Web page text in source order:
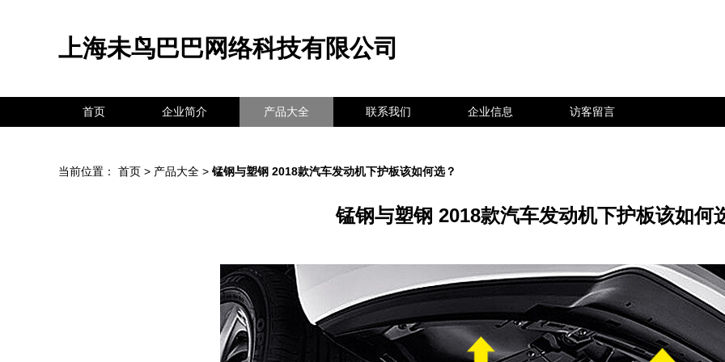
上海未鸟巴巴网络科技有限公司
首页 企业简介 产品大全 联系我们 企业信息 访客留言
当前位置： 首页 > 产品大全 > 锰钢与塑钢 2018款汽车发动机下护板该如何选？
锰钢与塑钢 2018款汽车发动机下护板该如何